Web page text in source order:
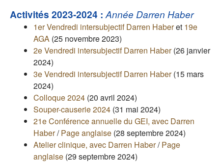
Activités 2023-2024 :Année Darren Haber
1er Vendredi intersubjectif Darren Haberet 19e
AGA (25 novembre 2023)
2e Vendredi intersubjectif Darren Haber(26 janvier
2024)
3e Vendredi intersubjectif Darren Haber(15 mars
2024)
Colloque 2024 (20 avril 2024)
Souper-causerie 2024 (31 mai 2024)
21e Conférence annuelle du GEI, avec Darren
Haber/Page anglaise (28 septembre 2024)
Atelier clinique, avec Darren Haber/Page
anglaise (29 septembre 2024)